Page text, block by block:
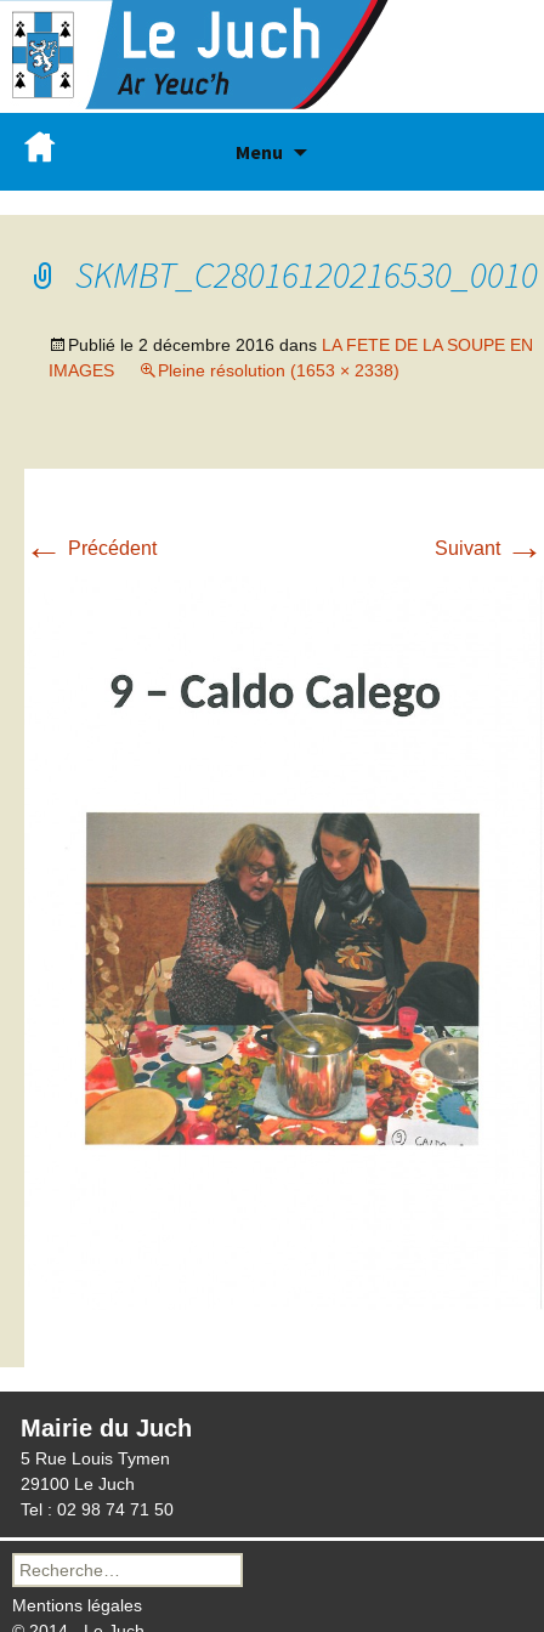
Menu
SKMBT_C28016120216530_0010
Publié le 2 décembre 2016 dans LA FETE DE LA SOUPE EN
IMAGES
Pleine résolution (1653 × 2338)
← Précédent Suivant →
Mairie du Juch
5 Rue Louis Tymen
29100 Le Juch
Tel : 02 98 74 71 50
Recherche
pour :
Mentions légales